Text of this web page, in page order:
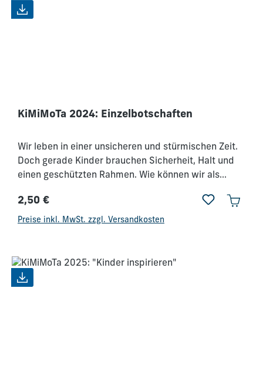
den Kindern mit neuer Leidenschaft zu tun.
KiMiMoTa 2024: Einzelbotschaften
Wir leben in einer unsicheren und stürmischen Zeit.
Doch gerade Kinder brauchen Sicherheit, Halt und
einen geschützten Rahmen. Wie können wir als
Sicherheit bieten? Jesus könnte da eine Antwort
sein. Doch wie bringen wir diese Wahrheit den
ermutigen, motivieren und ausrüsten, den Dienst an
den Kindern mit neuer Leidenschaft zu tun.
Regulärer Preis:
2,50 €
Preise inkl. MwSt. zzgl. Versandkosten